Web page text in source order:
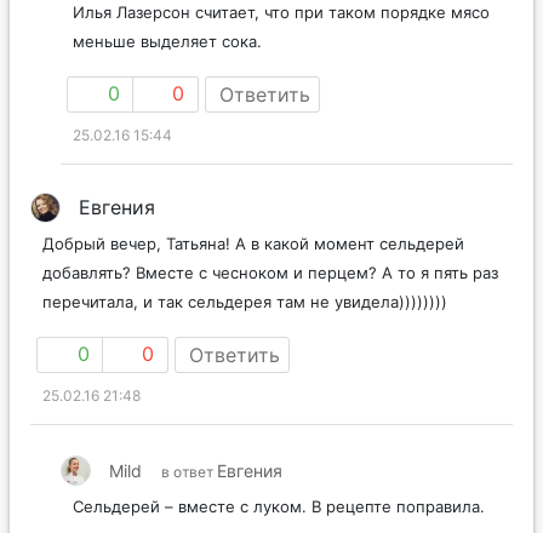
Илья Лазерсон считает, что при таком порядке мясо
меньше выделяет сока.
0 0 Ответить
25.02.16 15:44
Евгения
Добрый вечер, Татьяна! А в какой момент сельдерей
добавлять? Вместе с чесноком и перцем? А то я пять раз
перечитала, и так сельдерея там не увидела))))))))
0 0 Ответить
25.02.16 21:48
Mild в ответ Евгения
Сельдерей – вместе с луком. В рецепте поправила.